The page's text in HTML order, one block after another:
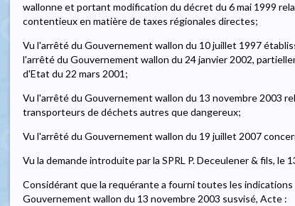
wallonne et portant modification du décret du 6 mai 1999
contentieux en matière de taxes régionales directes;
Vu l'arrêté du Gouvernement wallon du 10 juillet 1997
l'arrêté du Gouvernement wallon du 24 janvier 2002,
d'Etat du 22 mars 2001;
Vu l'arrêté du Gouvernement wallon du 13 novembre 2003
transporteurs de déchets autres que dangereux;
Vu l'arrêté du Gouvernement wallon du 19 juillet 2007
Vu la demande introduite par la SPRL P. Deceulener & fils, le
Considérant que la requérante a fourni toutes les
Gouvernement wallon du 13 novembre 2003 susvisé, Acte :